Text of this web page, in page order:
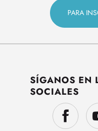
SÍGANOS EN
SOCIALES